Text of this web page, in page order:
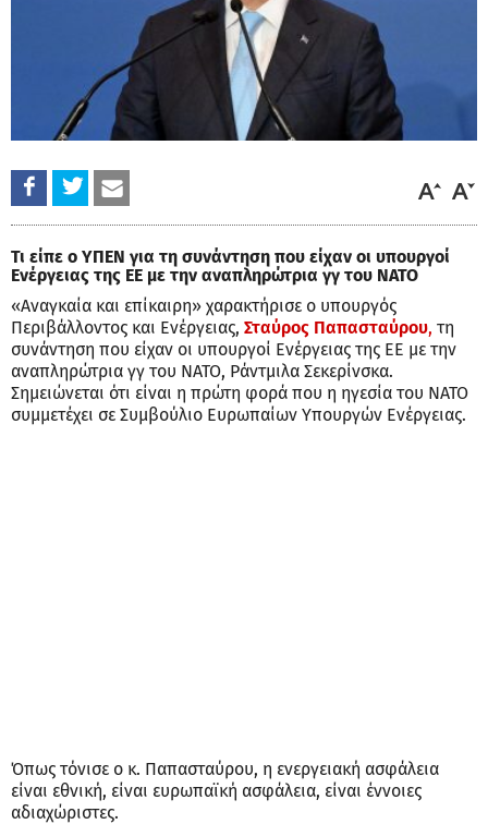
Τι είπε ο ΥΠΕΝ για τη συνάντηση που είχαν οι υπουργοί
Ενέργειας της ΕΕ με την αναπληρώτρια γγ του ΝΑΤΟ
«Αναγκαία και επίκαιρη» χαρακτήρισε ο υπουργός
Περιβάλλοντος και Ενέργειας, Σταύρος Παπασταύρου, τη
συνάντηση που είχαν οι υπουργοί Ενέργειας της ΕΕ με την
αναπληρώτρια γγ του ΝΑΤΟ, Ράντμιλα Σεκερίνσκα.
Σημειώνεται ότι είναι η πρώτη φορά που η ηγεσία του ΝΑΤΟ
συμμετέχει σε Συμβούλιο Ευρωπαίων Υπουργών Ενέργειας.
Όπως τόνισε ο κ. Παπασταύρου, η ενεργειακή ασφάλεια
είναι εθνική, είναι ευρωπαϊκή ασφάλεια, είναι έννοιες
αδιαχώριστες.